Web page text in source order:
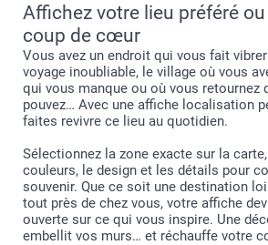
Affichez votre lieu préféré
coup de cœur
Vous avez un endroit qui vous fait
voyage inoubliable, le village où vous
qui vous manque ou où vous retournez
pouvez… Avec une affiche localisation
faites revivre ce lieu au quotidien.
Sélectionnez la zone exacte sur la
couleurs, le design et les détails pour
souvenir. Que ce soit une destination
tout près de chez vous, votre affiche
ouverte sur ce qui vous inspire. Une
embellit vos murs… et réchauffe votre